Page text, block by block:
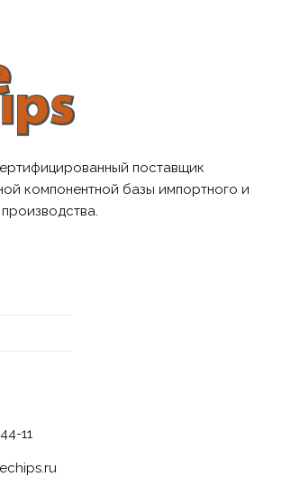
поставщик
компонентной базы импортного и
11